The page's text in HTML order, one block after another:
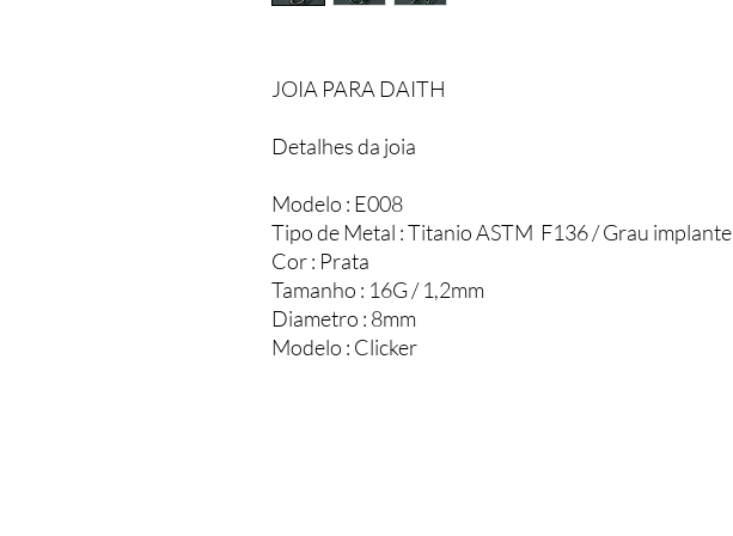
JOIA PARA DAITH
Detalhes da joia
Modelo : E008
Tipo de Metal : Titanio ASTM F136 / Grau implante
Cor : Prata
Tamanho : 16G / 1,2mm
Diametro : 8mm
Modelo : Clicker